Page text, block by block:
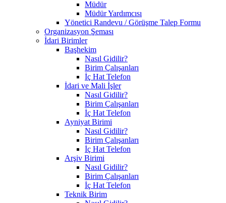
Müdür
Müdür Yardımcısı
Yönetici Randevu / Görüşme Talep Formu
Organizasyon Şeması
İdari Birimler
Başhekim
Nasıl Gidilir?
Birim Çalışanları
İç Hat Telefon
İdari ve Mali İşler
Nasıl Gidilir?
Birim Çalışanları
İç Hat Telefon
Ayniyat Birimi
Nasıl Gidilir?
Birim Çalışanları
İç Hat Telefon
Arşiv Birimi
Nasıl Gidilir?
Birim Çalışanları
İç Hat Telefon
Teknik Birim